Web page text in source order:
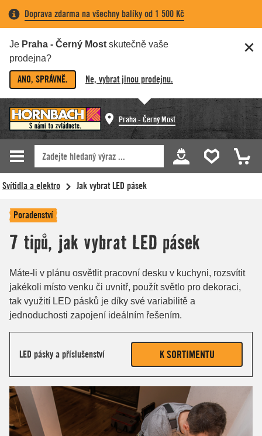
Doprava zdarma na všechny balíky od 1 500 Kč
Je Praha - Černý Most skutečně vaše
prodejna?
ANO, SPRÁVNĚ. Ne, vybrat jinou prodejnu.
Praha - Černý Most